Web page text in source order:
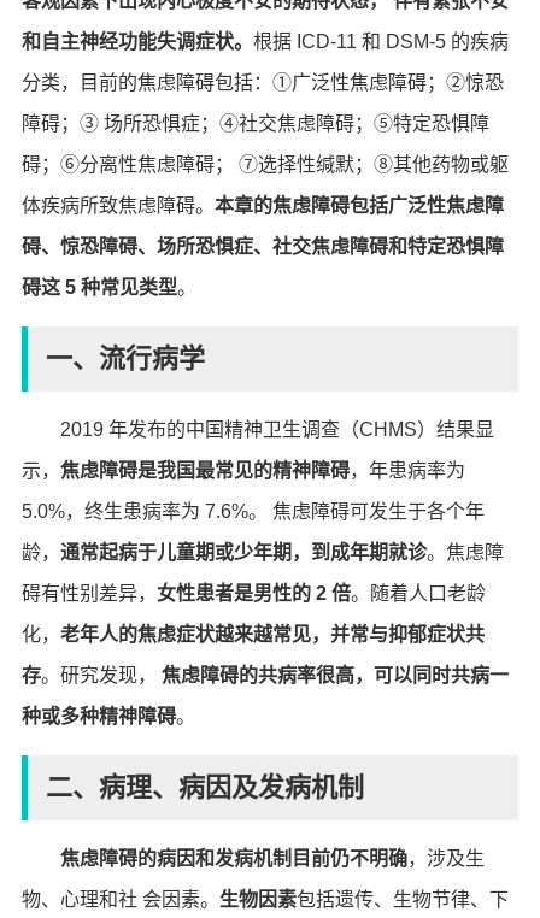
和自主神经功能失调症状。 根据 ICD-11 和 DSM-5 的疾病
分类，目前的焦虑障碍包括：①广泛性焦虑障碍；②惊恐
障碍；③ 场所恐惧症；④社交焦虑障碍；⑤特定恐惧障
碍；⑥分离性焦虑障碍； ⑦选择性缄默；⑧其他药物或躯
体疾病所致焦虑障碍。 本章的焦虑障碍包括广泛性焦虑障
碍、惊恐障碍、场所恐惧症、社交焦虑障碍和特定恐惧障
碍这 5 种常见类型。
一、流行病学
2019 年发布的中国精神卫生调查（CHMS）结果显
示， 焦虑障碍是我国最常见的精神障碍，年患病率为
5.0%，终生患病率为 7.6%。 焦虑障碍可发生于各个年
龄， 通常起病于儿童期或少年期，到成年期就诊。焦虑障
碍有性别差异， 女性患者是男性的 2 倍。随着人口老龄
化， 老年人的焦虑症状越来越常见，并常与抑郁症状共
存。研究发现， 焦虑障碍的共病率很高，可以同时共病一
种或多种精神障碍。
二、病理、病因及发病机制
焦虑障碍的病因和发病机制目前仍不明确，涉及生
物、心理和社 会因素。 生物因素包括遗传、生物节律、下